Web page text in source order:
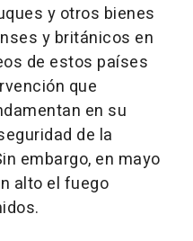
y otros bienes
y británicos en
de estos países
que
en su
de la
embargo, en mayo
alto el fuego